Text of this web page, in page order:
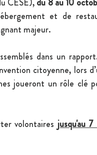
CESE), du 8 au 10
et de
majeur.
dans un
citoyenne, lors
joueront un rôle clé
volontaires jusqu'au